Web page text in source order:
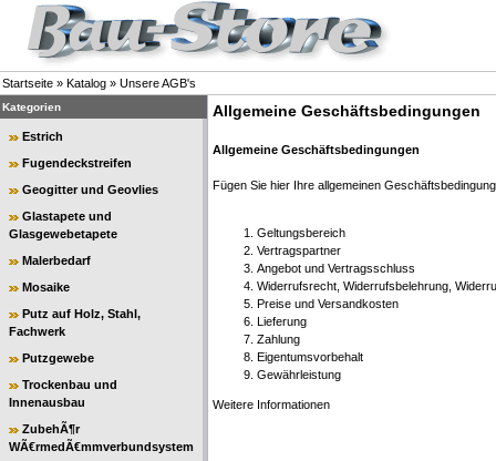
Startseite » Katalog » Unsere AGB's
Kategorien
Estrich
Fugendeckstreifen
Geogitter und Geovlies
Glastapete und
Glasgewebetapete
Malerbedarf
Mosaike
Putz auf Holz, Stahl,
Fachwerk
Putzgewebe
Trockenbau und
Innenausbau
ZubehÃ¶r
WÃ€rmedÃ€mmverbundsystem
Allgemeine Geschäftsbedingungen
Allgemeine Geschäftsbedingungen
Fügen Sie hier Ihre allgemeinen
Geltungsbereich
Vertragspartner
Angebot und Vertragsschluss
Widerrufsrecht, Widerrufsbelehrung,
Preise und Versandkosten
Lieferung
Zahlung
Eigentumsvorbehalt
Gewährleistung
Weitere Informationen